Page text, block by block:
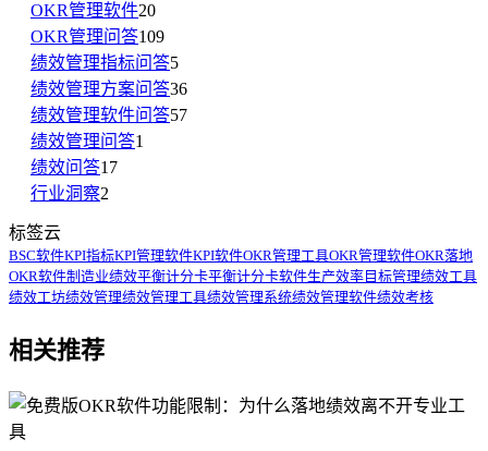
OKR管理软件20
OKR管理问答109
绩效管理指标问答5
绩效管理方案问答36
绩效管理软件问答57
绩效管理问答1
绩效问答17
行业洞察2
标签云
BSC软件KPI指标KPI管理软件KPI软件OKR管理工具OKR管理软件OKR落地
OKR软件制造业绩效平衡计分卡平衡计分卡软件生产效率 目标管理绩效工具
绩效工坊绩效管理绩效管理工具绩效管理系统绩效管理软件绩效考核
相关推荐